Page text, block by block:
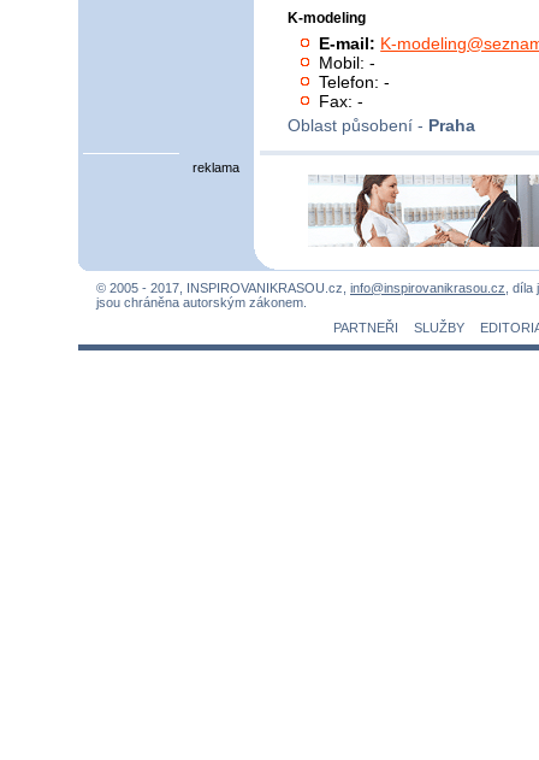
K-modeling
E-mail: K-
Mobil: -
Telefon: -
Fax: -
Oblast působení - Praha
reklama
© 2005 - 2017, INSPIROVANIKRASOU.cz, info@inspirovanikrasou.cz ,
jsou chráněna autorským zákonem.
PARTNEŘI
SLUŽBY